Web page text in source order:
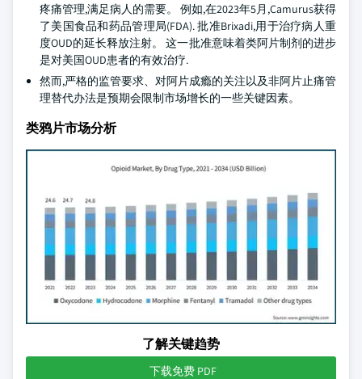
疼痛管理,满足病人的需要。 例如,在2023年5月,Camurus获得
了美国食品和药品管理局(FDA). 批准Brixadi,用于治疗病人重
度OUD的延长释放注射。 这一批准意味着类阿片制剂的进步
是对美国OUD患者的有效治疗.
然而,严格的监管要求、对阿片成瘾的关注以及非阿片止痛管
理替代办法是预期会限制市场增长的一些关键因素。
类鸦片市场分析
了解关键趋势
下载免费 PDF